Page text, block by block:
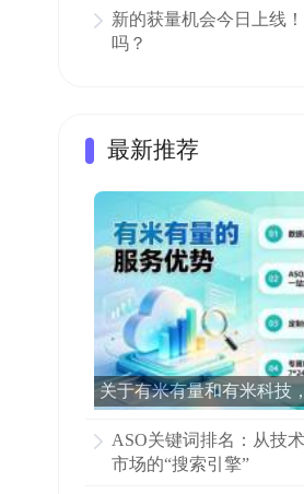
新的获量机会今日上线
吗？
最新推荐
关于有米有量和有米科技
ASO关键词排名：从技
市场的“搜索引擎”